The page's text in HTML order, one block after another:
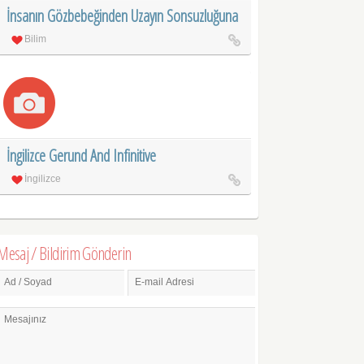
İnsanın Gözbebeğinden Uzayın Sonsuzluğuna
Bilim
İngilizce Gerund And Infinitive
İngilizce
/ Bildirim Gönderin
Ad / Soyad E-mail Adresi
Mesajınız